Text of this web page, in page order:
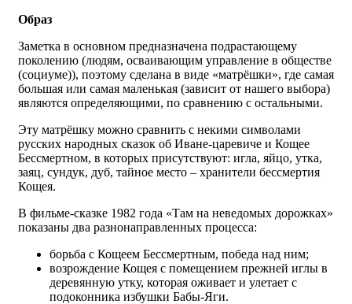
Образ
Заметка в основном предназначена подрастающему
поколению (людям, осваивающим управление в обществе
(социуме)), поэтому сделана в виде «матрёшки», где самая
большая или самая маленькая (зависит от нашего выбора)
являются определяющими, по сравнению с остальными.
Эту матрёшку можно сравнить с некими символами
русских народных сказок об Иване-царевиче и Кощее
Бессмертном, в которых присутствуют: игла, яйцо, утка,
заяц, сундук, дуб, тайное место – хранители бессмертия
Кощея.
В фильме-сказке 1982 года «Там на неведомых дорожках»
показаны два разнонаправленных процесса:
борьба с Кощеем Бессмертным, победа над ним;
возрождение Кощея с помещением прежней иглы в
деревянную утку, которая оживает и улетает с
подоконника избушки Бабы-Яги.